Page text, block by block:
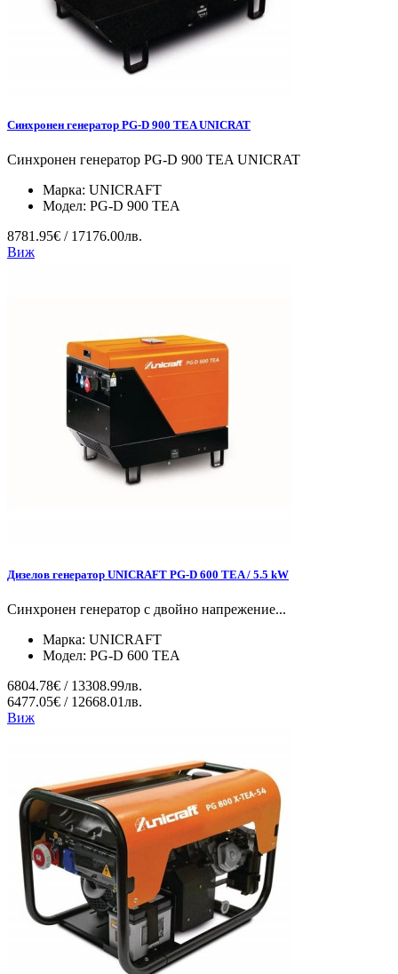
Синхронен генератор PG-D 900 TEA UNICRAT
Синхронен генератор PG-D 900 TEA UNICRAT
Марка: UNICRAFT
Модел: PG-D 900 TEA
8781.95€ / 17176.00лв.
Виж
Дизелов генератор UNICRAFT PG-D 600 TEA / 5.5 kW
Синхронен генератор с двойно напрежение...
Марка: UNICRAFT
Модел: PG-D 600 TEA
6804.78€ / 13308.99лв.
6477.05€ / 12668.01лв.
Виж